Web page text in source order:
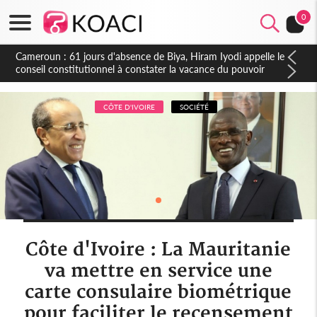
0
Côte d'Ivoire : Fin de la pagaille au PDCI-RDA, Lessiehi bannit
les mouvements sauvages
CÔTE D'IVOIRE SOCIÉTÉ
Côte d'Ivoire : La Mauritanie
va mettre en service une
carte consulaire biométrique